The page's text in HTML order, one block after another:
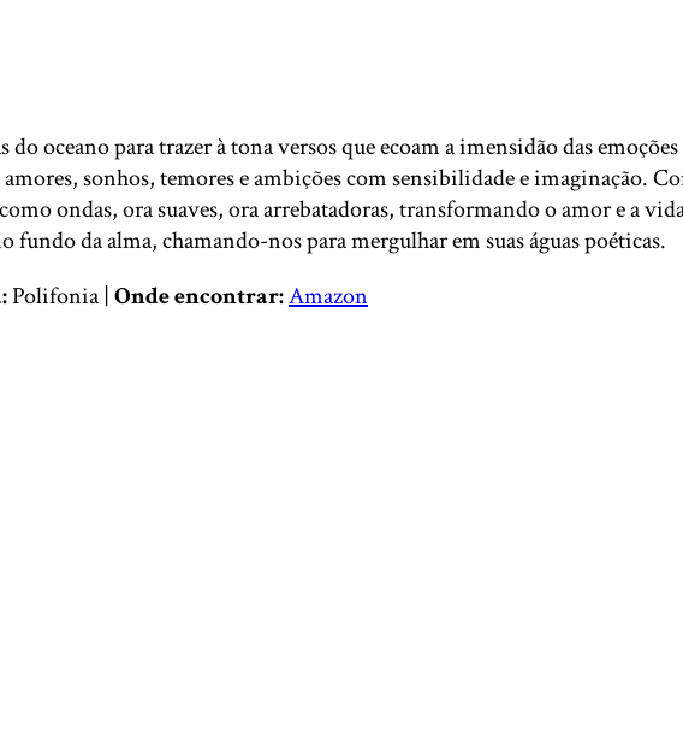
oceano para trazer à tona versos que ecoam a imensidão das
sonhos, temores e ambições com sensibilidade e imaginação.
ondas, ora suaves, ora arrebatadoras, transformando o amor e a
fundo da alma, chamando-nos para mergulhar em suas águas poéticas.
Polifonia |Onde encontrar:Amazon